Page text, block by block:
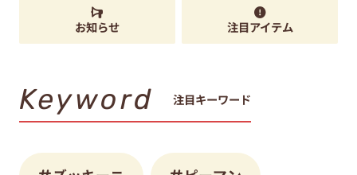
お知らせ 注目アイテム
Keyword 注目キーワード